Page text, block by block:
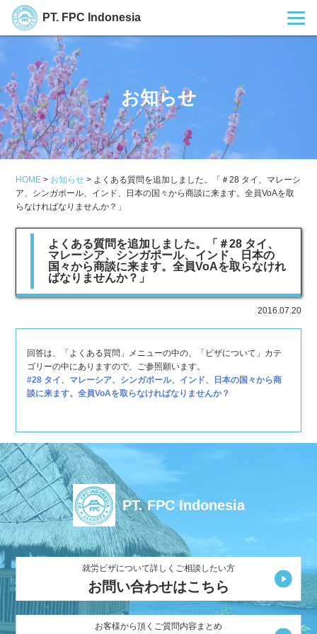
PT. FPC Indonesia
お知らせ
HOME > お知らせ > よくある質問を追加しました。「＃28 タイ、マレーシ
ア、シンガポール、インド、日本の国々から商談に来ます。全員VoAを取
らなければなりませんか？」
よくある質問を追加しました。「＃28 タイ、
マレーシア、シンガポール、インド、日本の
国々から商談に来ます。全員VoAを取らなけれ
ばなりませんか？」
2016.07.20
回答は、「よくある質問」メニューの中の、「ビザについて」カテ
ゴリーの中にありますので、ご参照願います。
#28 タイ、マレーシア、シンガポール、インド、日本の国々から商
談に来ます。全員VoAを取らなければなりませんか？
PT. FPC Indonesia
就労ビザについて詳しくご相談したい方
お問い合わせはこちら
お客様から頂くご質問内容まとめ